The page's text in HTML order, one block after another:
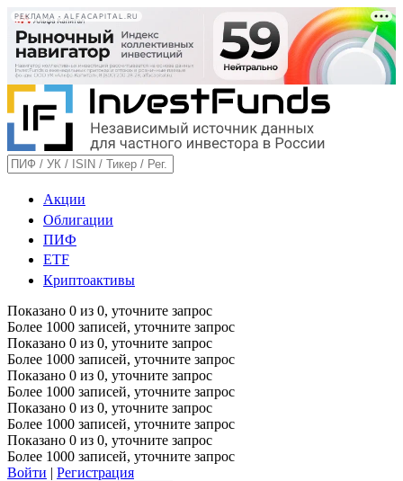
РЕКЛАМА • ALFACAPITAL.RU
Акции
Облигации
ПИФ
ETF
Криптоактивы
Показано 0 из 0, уточните запрос
Более 1000 записей, уточните запрос
Показано 0 из 0, уточните запрос
Более 1000 записей, уточните запрос
Показано 0 из 0, уточните запрос
Более 1000 записей, уточните запрос
Показано 0 из 0, уточните запрос
Более 1000 записей, уточните запрос
Показано 0 из 0, уточните запрос
Более 1000 записей, уточните запрос
Войти | Регистрация